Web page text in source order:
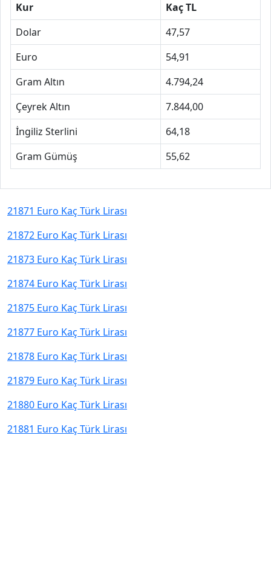
Kur
Kaç TL
Dolar
47,57
Euro
54,91
Gram Altın
4.794,24
Çeyrek Altın
7.844,00
İngiliz Sterlini
64,18
Gram Gümüş
55,62
21871 Euro Kaç Türk Lirası
21872 Euro Kaç Türk Lirası
21873 Euro Kaç Türk Lirası
21874 Euro Kaç Türk Lirası
21875 Euro Kaç Türk Lirası
21877 Euro Kaç Türk Lirası
21878 Euro Kaç Türk Lirası
21879 Euro Kaç Türk Lirası
21880 Euro Kaç Türk Lirası
21881 Euro Kaç Türk Lirası